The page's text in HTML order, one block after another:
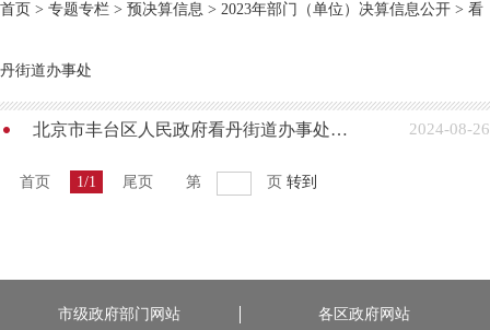
首页 > 专题专栏 > 预决算信息 > 2023年部门（单位）决算信息公开 > 看
丹街道办事处
北京市丰台区人民政府看丹街道办事处2023年度部门（单位）决算公开 2024-08-26
首页 1/1 尾页 第 页 转到
市级政府部门网站 各区政府网站